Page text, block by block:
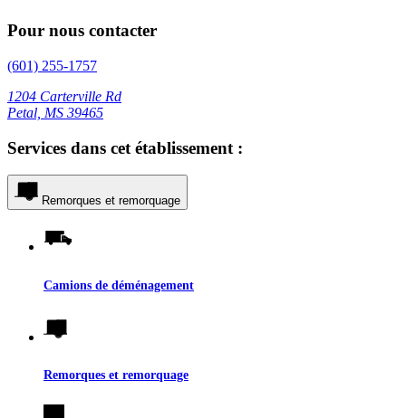
Pour nous contacter
(601) 255-1757
1204 Carterville Rd
Petal, MS 39465
Services dans cet établissement :
Remorques et remorquage
Camions de déménagement
Remorques et remorquage